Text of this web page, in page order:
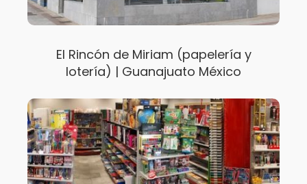
El Rincón de Miriam (papelería y
lotería) | Guanajuato México